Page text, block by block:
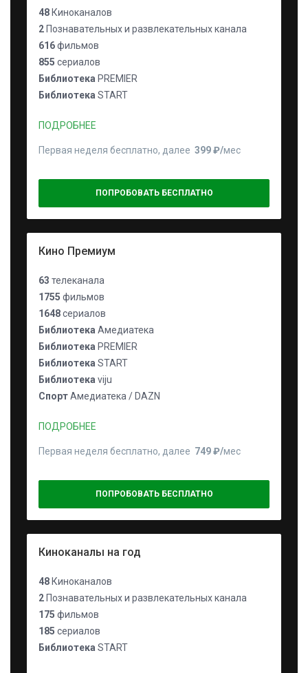
48 Киноканалов
2 Познавательных и развлекательных канала
616фильмов
855 сериалов
Библиотека PREMIER
Библиотека START
ПОДРОБНЕЕ
Первая неделя бесплатно, далее 399 ₽⁠/⁠мес
ПОПРОБОВАТЬ БЕСПЛАТНО
Кино Премиум
63 телеканала
1755 фильмов
1648сериалов
Библиотека Амедиатека
Библиотека PREMIER
Библиотека START
Библиотека viju
СпортАмедиатека / DAZN
ПОДРОБНЕЕ
Первая неделя бесплатно, далее 749 ₽⁠/⁠мес
ПОПРОБОВАТЬ БЕСПЛАТНО
Киноканалы на год
48 Киноканалов
2 Познавательных и развлекательных канала
175 фильмов
185 сериалов
Библиотека START